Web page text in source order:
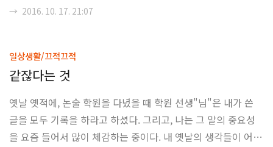
프링의 장력과 PCB 키보드의 감촉일 것이다. 나에게 있어서 글
만, 요 근래 도통 생각이란 걸 해본적이 없으니 정수를 쏟아낼
일도 없을 뿐더러, 화면 속의 글자들을 자꾸 지워나가고 다시 쓰
즐 맞추기에 가까우리라. 잘못된 피스 하나를 억지로 끼워 맞추
려다 모가 나가는 일들을 반복하다보면, 거기서 거기로 보이는
단어들이 왜 글을 쓸 때에는 딱 맞아떨..
→ 2016. 10. 17. 21:07
일상생활/끄적끄적
같잖다는 것
옛날 옛적에, 논술 학원을 다녔을 때 학원 선생"님"은 내가 쓴
글을 모두 기록을 하라고 하셨다. 그리고, 나는 그 말의 중요성
을 요즘 들어서 많이 체감하는 중이다. 내 옛날의 생각들이 어떠